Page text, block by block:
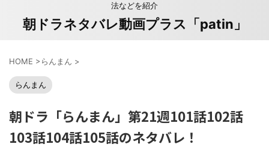
法などを紹介
朝ドラネタバレ動画プラス「patin」
HOME >らんまん >
らんまん
朝ドラ「らんまん」第21週101話102話
103話104話105話のネタバレ！